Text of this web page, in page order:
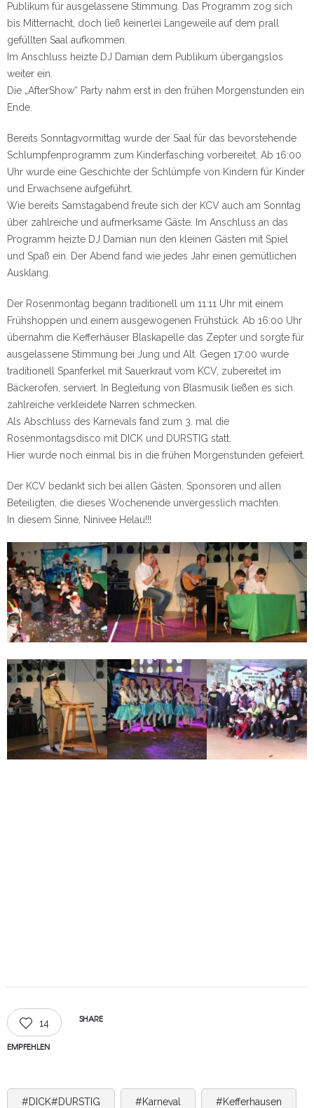
Publikum für ausgelassene Stimmung. Das Programm zog sich
bis Mitternacht, doch ließ keinerlei Langeweile auf dem prall
gefüllten Saal aufkommen.
Im Anschluss heizte DJ Damian dem Publikum übergangslos
weiter ein.
Die „AfterShow“ Party nahm erst in den frühen Morgenstunden ein
Ende.
Bereits Sonntagvormittag wurde der Saal für das bevorstehende
Schlumpfenprogramm zum Kinderfasching vorbereitet. Ab 16:00
Uhr wurde eine Geschichte der Schlümpfe von Kindern für Kinder
und Erwachsene aufgeführt.
Wie bereits Samstagabend freute sich der KCV auch am Sonntag
über zahlreiche und aufmerksame Gäste. Im Anschluss an das
Programm heizte DJ Damian nun den kleinen Gästen mit Spiel
und Spaß ein. Der Abend fand wie jedes Jahr einen gemütlichen
Ausklang.
Der Rosenmontag begann traditionell um 11:11 Uhr mit einem
Frühshoppen und einem ausgewogenen Frühstück. Ab 16:00 Uhr
übernahm die Kefferhäuser Blaskapelle das Zepter und sorgte für
ausgelassene Stimmung bei Jung und Alt. Gegen 17:00 wurde
traditionell Spanferkel mit Sauerkraut vom KCV, zubereitet im
Bäckerofen, serviert. In Begleitung von Blasmusik ließen es sich
zahlreiche verkleidete Narren schmecken.
Als Abschluss des Karnevals fand zum 3. mal die
Rosenmontagsdisco mit DICK und DURSTIG statt.
Hier wurde noch einmal bis in die frühen Morgenstunden gefeiert.
Der KCV bedankt sich bei allen Gästen, Sponsoren und allen
Beteiligten, die dieses Wochenende unvergesslich machten.
In diesem Sinne, Ninivee Helau!!!
14
EMPFEHLEN
SHARE
#DICK#DURSTIG #Karneval #Kefferhausen